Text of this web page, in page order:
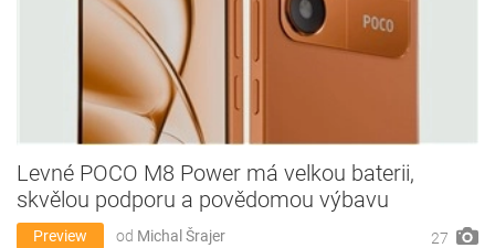
Levné POCO M8 Power má velkou baterii,
skvělou podporu a povědomou výbavu
Preview od Michal Šrajer 27